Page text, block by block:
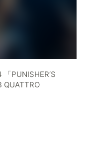
「PUNISHER‘S
QUATTRO